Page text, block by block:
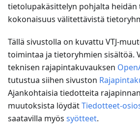
tietolupakäsittelyn pohjalta heidän
kokonaisuus välitettävistä
Tällä sivustolla on kuvattu VTJ-
toimintaa ja tietoryhmien sisältöä.
teknisen rajapintakuvauksen
tutustua siihen sivuston
Ajankohtaisia tiedotteita
muutoksista löydätTiedotteet-
saatavilla myös syötteet.